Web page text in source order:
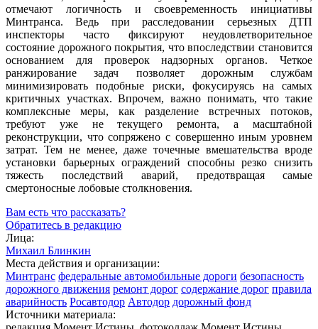
отмечают логичность и своевременность инициативы
Минтранса. Ведь при расследовании серьезных ДТП
инспекторы часто фиксируют неудовлетворительное
состояние дорожного покрытия, что впоследствии становится
основанием для проверок надзорных органов. Четкое
ранжирование задач позволяет дорожным службам
минимизировать подобные риски, фокусируясь на самых
критичных участках. Впрочем, важно понимать, что такие
комплексные меры, как разделение встречных потоков,
требуют уже не текущего ремонта, а масштабной
реконструкции, что сопряжено с совершенно иным уровнем
затрат. Тем не менее, даже точечные вмешательства вроде
установки барьерных ограждений способны резко снизить
тяжесть последствий аварий, предотвращая самые
смертоносные лобовые столкновения.
Вам есть что рассказать?
Обратитесь в редакцию
Лица:
Михаил Блинкин
Места действия и организации:
Минтранс федеральные автомобильные дороги безопасность
дорожного движения ремонт дорог содержание дорог правила
аварийность Росавтодор Автодор дорожный фонд
Источники материала: